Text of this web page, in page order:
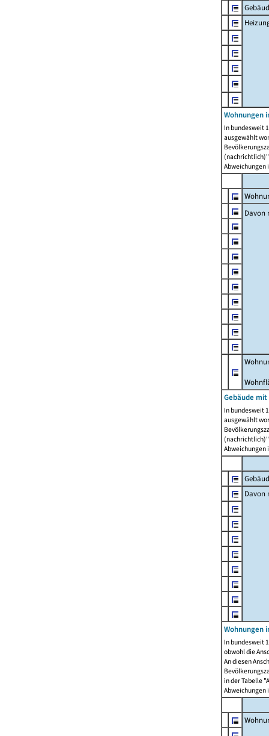
Wohnungen
In bundesweit
ausgewählt
Abweichungen
Davon
Gebäude
In bundesweit
ausgewählt
Abweichungen
Davon
Wohnungen
In bundesweit
obwohl die
An diesen
in der Tabelle
Abweichungen